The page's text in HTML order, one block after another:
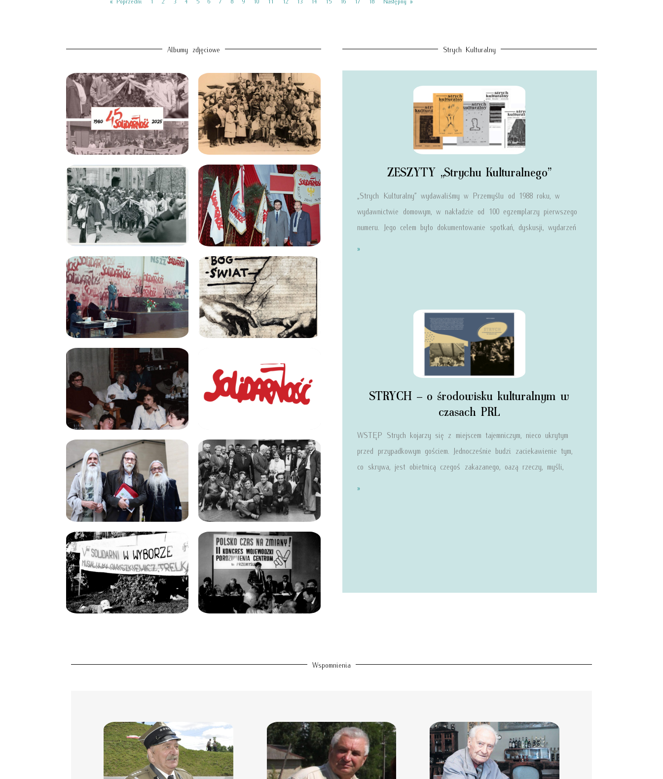
Albumy zdjęciowe Strych Kulturalny
ZESZYTY „Strychu Kulturalnego”
„Strych Kulturalny” wydawaliśmy w Przemyślu od 1988 roku, w
wydawnictwie domowym, w nakładzie od 100 egzemplarzy pierwszego
numeru. Jego celem było dokumentowanie spotkań, dyskusji, wydarzeń
»
STRYCH – o środowisku kulturalnym w
czasach PRL
WSTĘP Strych kojarzy się z miejscem tajemniczym, nieco ukrytym
przed przypadkowym gościem. Jednocześnie budzi zaciekawienie tym,
co skrywa, jest obietnicą czegoś zakazanego, oazą rzeczy, myśli,
»
Wspomnienia